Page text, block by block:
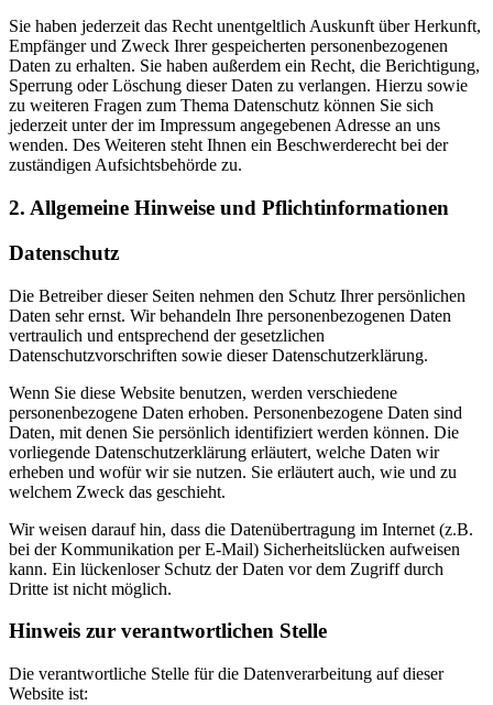
Sie haben jederzeit das Recht unentgeltlich Auskunft über Herkunft,
Empfänger und Zweck Ihrer gespeicherten personenbezogenen
Daten zu erhalten. Sie haben außerdem ein Recht, die Berichtigung,
Sperrung oder Löschung dieser Daten zu verlangen. Hierzu sowie
zu weiteren Fragen zum Thema Datenschutz können Sie sich
jederzeit unter der im Impressum angegebenen Adresse an uns
wenden. Des Weiteren steht Ihnen ein Beschwerderecht bei der
zuständigen Aufsichtsbehörde zu.
2. Allgemeine Hinweise und Pflichtinformationen
Datenschutz
Die Betreiber dieser Seiten nehmen den Schutz Ihrer persönlichen
Daten sehr ernst. Wir behandeln Ihre personenbezogenen Daten
vertraulich und entsprechend der gesetzlichen
Datenschutzvorschriften sowie dieser Datenschutzerklärung.
Wenn Sie diese Website benutzen, werden verschiedene
personenbezogene Daten erhoben. Personenbezogene Daten sind
Daten, mit denen Sie persönlich identifiziert werden können. Die
vorliegende Datenschutzerklärung erläutert, welche Daten wir
erheben und wofür wir sie nutzen. Sie erläutert auch, wie und zu
welchem Zweck das geschieht.
Wir weisen darauf hin, dass die Datenübertragung im Internet (z.B.
bei der Kommunikation per E-Mail) Sicherheitslücken aufweisen
kann. Ein lückenloser Schutz der Daten vor dem Zugriff durch
Dritte ist nicht möglich.
Hinweis zur verantwortlichen Stelle
Die verantwortliche Stelle für die Datenverarbeitung auf dieser
Website ist: